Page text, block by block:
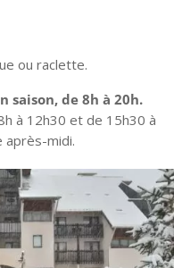
ou raclette.
saison, de 8h à 20h.
à 12h30 et de 15h30 à
après-midi.